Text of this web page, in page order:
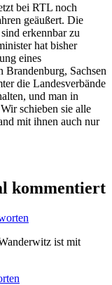
bei RTL noch
geäußert. Die
erkennbar zu
hat bisher
eines
Brandenburg, Sachsen
die Landesverbände
und man in
schieben sie alle
mit ihnen auch nur
kommentiert
ist mit